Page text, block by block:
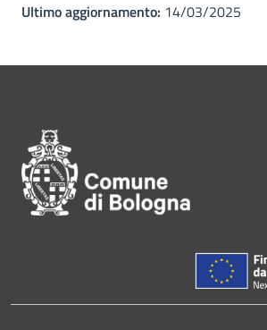
Ultimo aggiornamento: 14/03/2025